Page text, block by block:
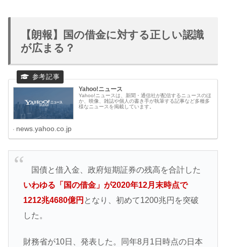
【朗報】国の借金に対する正しい認識
が広まる？
Yahoo!ニュース
Yahoo!ニュースは、新聞・通信社が配信するニュースのほ
か、映像、雑誌や個人の書き手が執筆する記事など多種多
様なニュースを掲載しています。
news.yahoo.co.jp
国債と借入金、政府短期証券の残高を合計した
いわゆる「国の借金」が2020年12月末時点で
1212兆4680億円 となり、初めて1200兆円を突破
した。
財務省が10日、発表した。同年8月1日時点の日本